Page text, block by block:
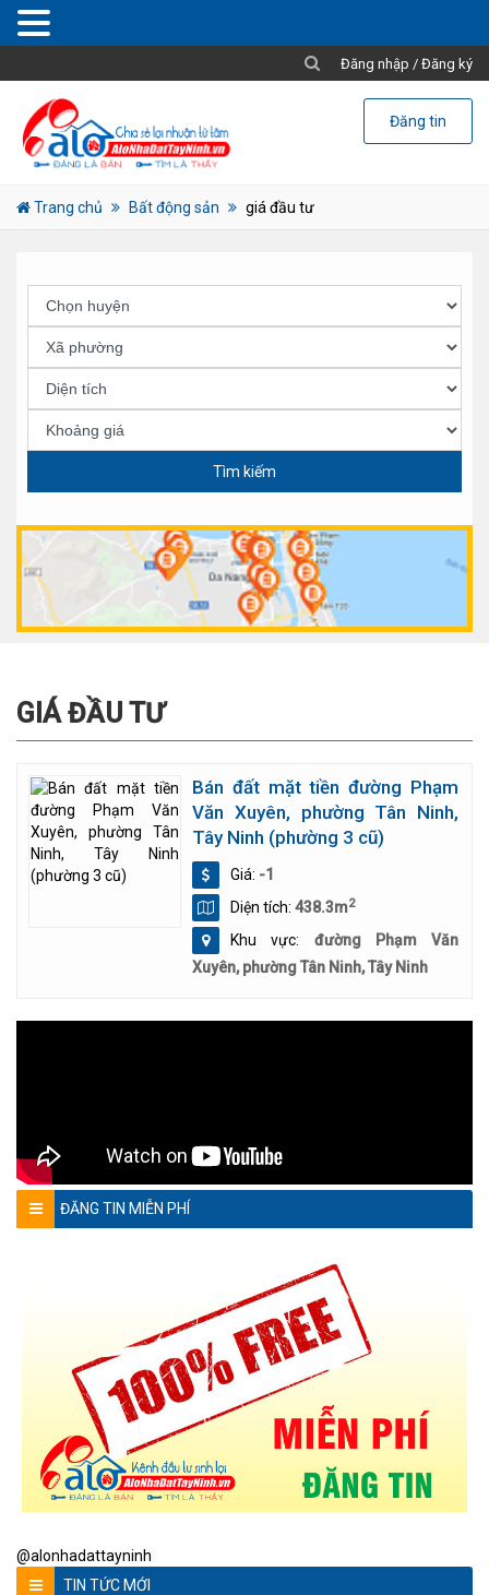
Đăng nhập / Đăng ký
Đăng tin
Trang chủ Bất động sản giá đầu tư
Tìm kiếm
GIÁ ĐẦU TƯ
Bán đất mặt tiền đường Phạm
Văn Xuyên, phường Tân Ninh,
Tây Ninh (phường 3 cũ)
Giá: -1
Diện tích: 438.3m2
Khu vực: đường Phạm Văn
Xuyên, phường Tân Ninh, Tây Ninh
ĐĂNG TIN MIỄN PHÍ
@alonhadattayninh
TIN TỨC MỚI